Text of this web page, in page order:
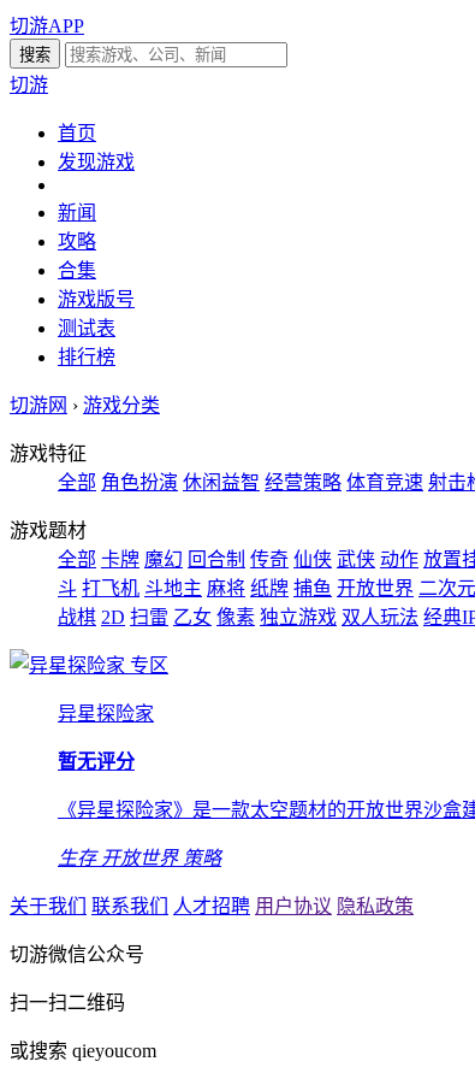
切游APP
切游
首页
发现游戏
新闻
攻略
合集
游戏版号
测试表
排行榜
切游网 › 游戏分类
游戏特征
全部 角色扮演 休闲益智 经营策略 体育竞速 射击
游戏题材
全部 卡牌 魔幻 回合制 传奇 仙侠 武侠 动作 放置
斗 打飞机 斗地主 麻将 纸牌 捕鱼 开放世界 二次元
战棋 2D 扫雷 乙女 像素 独立游戏 双人玩法 经典
专区
异星探险家
暂无评分
《异星探险家》是一款太空题材的开放世界沙盒
生存 开放世界 策略
关于我们 联系我们 人才招聘 用户协议 隐私政策
切游微信公众号
扫一扫二维码
或搜索 qieyoucom